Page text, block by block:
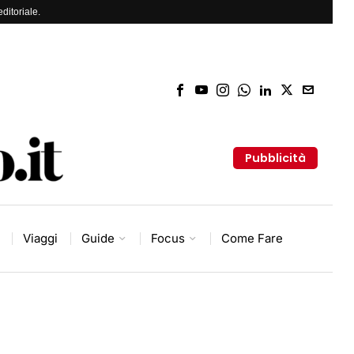
Pubblicità
Viaggi Guide Focus Come Fare